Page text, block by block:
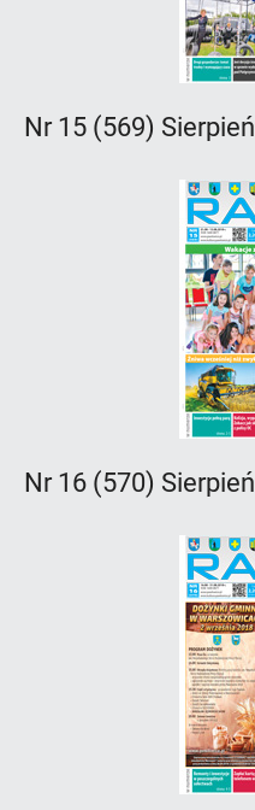
Nr 15 (569) Sierpień
Nr 16 (570) Sierpień